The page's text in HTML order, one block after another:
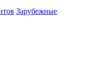
Зарубежные